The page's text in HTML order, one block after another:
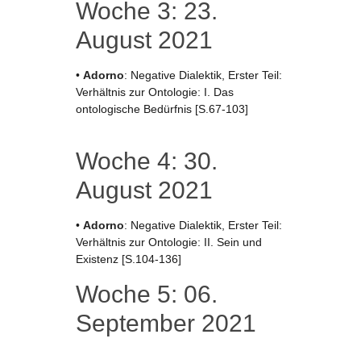
Woche 3: 23.
August 2021
• Adorno: Negative Dialektik, Erster Teil:
Verhältnis zur Ontologie: I. Das
ontologische Bedürfnis [S.67-103]
Woche 4: 30.
August 2021
• Adorno: Negative Dialektik, Erster Teil:
Verhältnis zur Ontologie: II. Sein und
Existenz [S.104-136]
Woche 5: 06.
September 2021